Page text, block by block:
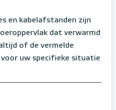
en kabelafstanden zijn
dat verwarmd
of de vermelde
uw specifieke situatie